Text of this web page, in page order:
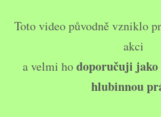
Toto video původně vzniklo
akci
a velmi hodoporučuji
hlubinnou